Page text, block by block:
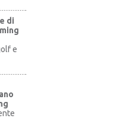
di
e